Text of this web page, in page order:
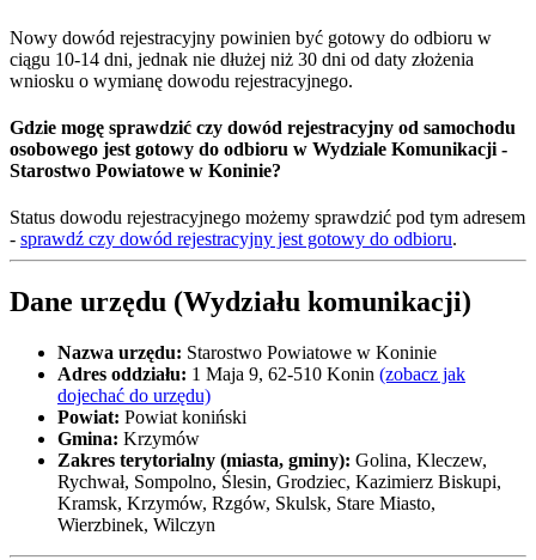
Nowy dowód rejestracyjny powinien być gotowy do odbioru w
ciągu 10-14 dni, jednak nie dłużej niż 30 dni od daty złożenia
wniosku o wymianę dowodu rejestracyjnego.
Gdzie mogę sprawdzić czy dowód rejestracyjny od samochodu
osobowego jest gotowy do odbioru w Wydziale Komunikacji -
Starostwo Powiatowe w Koninie?
Status dowodu rejestracyjnego możemy sprawdzić pod tym adresem
- sprawdź czy dowód rejestracyjny jest gotowy do odbioru.
Dane urzędu (Wydziału komunikacji)
Nazwa urzędu: Starostwo Powiatowe w Koninie
Adres oddziału: 1 Maja 9, 62-510 Konin (zobacz jak
dojechać do urzędu)
Powiat: Powiat koniński
Gmina: Krzymów
Zakres terytorialny (miasta, gminy): Golina, Kleczew,
Rychwał, Sompolno, Ślesin, Grodziec, Kazimierz Biskupi,
Kramsk, Krzymów, Rzgów, Skulsk, Stare Miasto,
Wierzbinek, Wilczyn